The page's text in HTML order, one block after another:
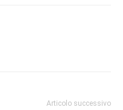
Articolo successivo